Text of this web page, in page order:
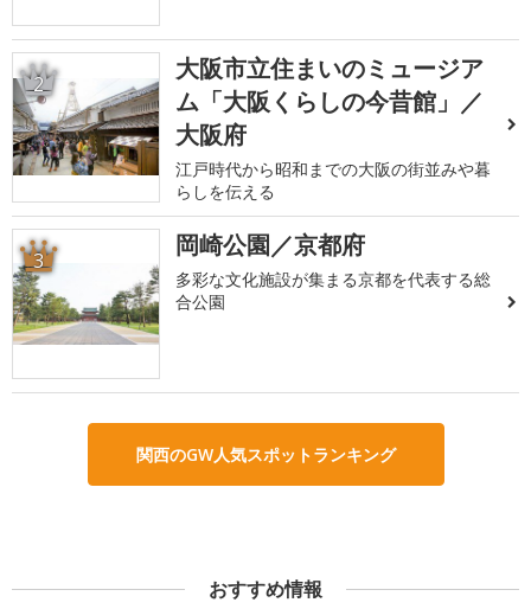
2
大阪市立住まいのミュージア
ム「大阪くらしの今昔館」／
大阪府
江戸時代から昭和までの大阪の街並みや暮
らしを伝える
3 岡崎公園／京都府
多彩な文化施設が集まる京都を代表する総
合公園
関西のGW人気スポットランキング
おすすめ情報